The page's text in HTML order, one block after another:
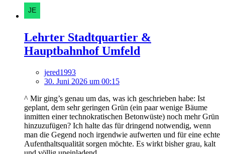
Lehrter Stadtquartier &
Hauptbahnhof Umfeld
jered1993
30. Juni 2026 um 00:15
^ Mir ging’s genau um das, was ich geschrieben habe: Ist
geplant, dem sehr geringen Grün (ein paar wenige Bäume
inmitten einer technokratischen Betonwüste) noch mehr Grün
hinzuzufügen? Ich halte das für dringend notwendig, wenn
man die Gegend noch irgendwie aufwerten und für eine echte
Aufenthaltsqualität sorgen möchte. Es wirkt bisher grau, kalt